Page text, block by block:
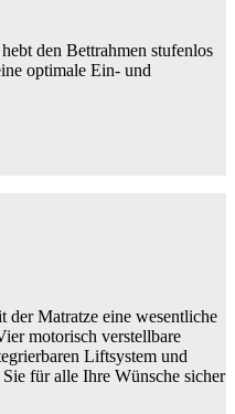
den Bettrahmen stufenlos
optimale Ein- und
der Matratze eine wesentliche
motorisch verstellbare
Liftsystem und
für alle Ihre Wünsche sicher